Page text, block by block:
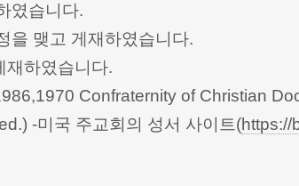
였습니다.
을 맺고 게재하였습니다.
재하였습니다.
Confraternity of Christian
-미국 주교회의 성서 사이트(https://